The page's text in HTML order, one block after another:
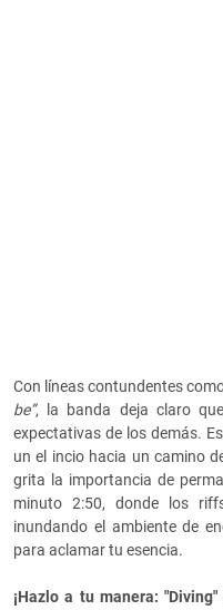
Con líneas contundentes
be”, la banda deja claro
expectativas de los demás.
un el incio hacia un camino
grita la importancia de
minuto 2:50, donde los
inundando el ambiente de
para aclamar tu esencia.
¡Hazlo a tu manera: